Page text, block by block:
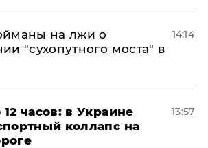
на лжи о
"сухопутного моста" в
14:14
часов: в Украине
коллапс на
13:57